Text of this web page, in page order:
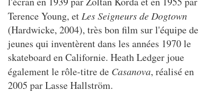
Terence Young, et Les Seigneurs de Dogtown
(Hardwicke, 2004), très bon film sur l'équipe de
jeunes qui inventèrent dans les années 1970 le
skateboard en Californie. Heath Ledger joue
également le rôle-titre de Casanova, réalisé en
2005 par Lasse Hallström.